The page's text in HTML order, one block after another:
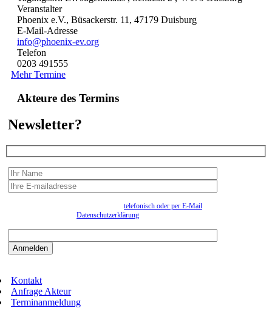
Veranstalter
Phoenix e.V., Büsackerstr. 11, 47179 Duisburg
E-Mail-Adresse
info@phoenix-ev.org
Telefon
0203 491555
Mehr Termine
Akteure des Termins
Newsletter?
telefonisch oder per E-Mail
Datenschutzerklärung
Kontakt
Anfrage Akteur
Terminanmeldung